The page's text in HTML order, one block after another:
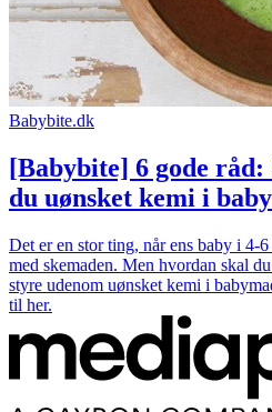
Babybite.dk
[Babybite] 6 gode
du uønsket kemi i
Det er en stor ting, når ens baby i 4-
med skemaden. Men hvordan skal
styre udenom uønsket kemi i
til her.